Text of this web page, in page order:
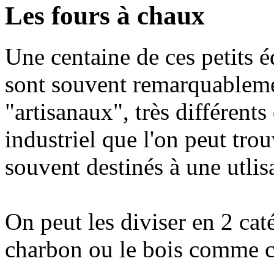
Les fours à chaux
Une centaine de ces petits
sont souvent
"artisanaux", très
industriel que l'on peut
souvent destinés à une
On peut les diviser en 2
charbon ou le bois comme